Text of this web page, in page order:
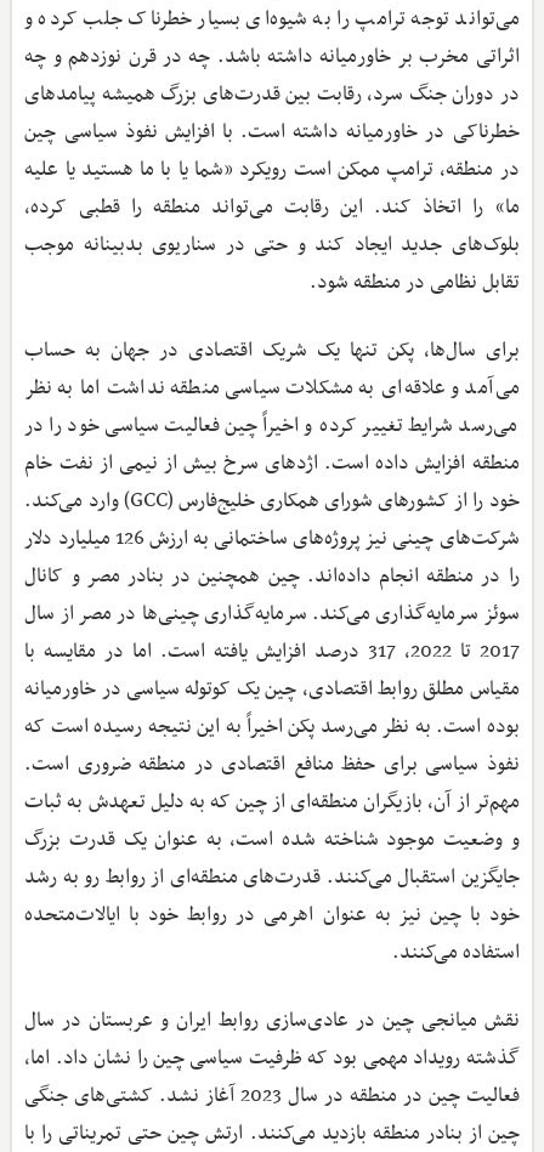
می‌تواند توجه ترامپ را به شیوه‌ای بسیار خطرناک جلب کرده و
اثراتی مخرب بر خاورمیانه داشته باشد. چه در قرن نوزدهم و چه
در دوران جنگ سرد، رقابت بین قدرت‌های بزرگ همیشه پیامدهای
خطرناکی در خاورمیانه داشته است. با افزایش نفوذ سیاسی چین
در منطقه، ترامپ ممکن است رویکرد «شما یا با ما هستید یا علیه
ما» را اتخاذ کند. این رقابت می‌تواند منطقه را قطبی کرده،
بلوک‌های جدید ایجاد کند و حتی در سناریوی بدبینانه موجب
تقابل نظامی در منطقه شود.
برای سال‌ها، پکن تنها یک شریک اقتصادی در جهان به حساب
می‌آمد و علاقه‌ای به مشکلات سیاسی منطقه نداشت اما به نظر
می‌رسد شرایط تغییر کرده و اخیراً چین فعالیت سیاسی خود را در
منطقه افزایش داده است. اژدهای سرخ بیش از نیمی از نفت خام
خود را از کشورهای شورای همکاری خلیج‌فارس (GCC) وارد می‌کند.
شرکت‌های چینی نیز پروژه‌های ساختمانی به ارزش 126 میلیارد دلار
را در منطقه انجام داده‌اند. چین همچنین در بنادر مصر و کانال
سوئز سرمایه‌گذاری می‌کند. سرمایه‌گذاری چینی‌ها در مصر از سال
2017 تا 2022، 317 درصد افزایش یافته است. اما در مقایسه با
مقیاس مطلق روابط اقتصادی، چین یک کوتوله سیاسی در خاورمیانه
بوده است. به نظر می‌رسد پکن اخیراً به این نتیجه رسیده است که
نفوذ سیاسی برای حفظ منافع اقتصادی در منطقه ضروری است.
مهم‌تر از آن، بازیگران منطقه‌ای از چین که به دلیل تعهدش به ثبات
و وضعیت موجود شناخته شده است، به عنوان یک قدرت بزرگ
جایگزین استقبال می‌کنند. قدرت‌های منطقه‌ای از روابط رو به رشد
خود با چین نیز به عنوان اهرمی در روابط خود با ایالات‌متحده
استفاده می‌کنند.
نقش میانجی چین در عادی‌سازی روابط ایران و عربستان در سال
گذشته رویداد مهمی بود که ظرفیت سیاسی چین را نشان داد. اما،
فعالیت چین در منطقه در سال 2023 آغاز نشد. کشتی‌های جنگی
چین از بنادر منطقه بازدید می‌کنند. ارتش چین حتی تمریناتی را با